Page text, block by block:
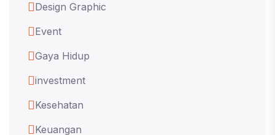
Design Graphic
Event
Gaya Hidup
investment
Kesehatan
Keuangan